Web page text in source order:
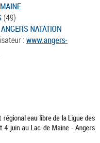
(49)
ANGERS NATATION
:www.angers-
eau libre de la Ligue des
juin au Lac de Maine - Angers